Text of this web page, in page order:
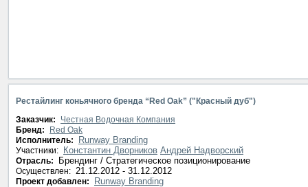
Рестайлинг коньячного бренда “Red Oak” ("Красный дуб")
Заказчик:
Честная Водочная Компания
Бренд:
Red Oak
Исполнитель:
Runway Branding
Участники: Константин Дворников Андрей Надворский
Отрасль: Брендинг / Стратегическое позиционирование
Осуществлен: 21.12.2012 - 31.12.2012
Проект добавлен: Runway Branding